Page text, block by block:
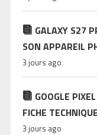
GALAXY S27
SON APPAREIL
3 jours ago
GOOGLE
FICHE
3 jours ago